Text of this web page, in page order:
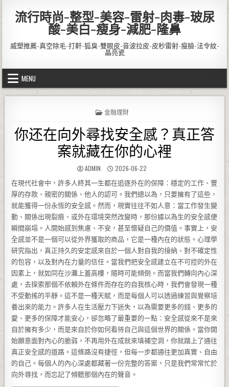
流行時尚-整型-美容-雷射-肉毒-玻尿
酸-美白-瘦身-減肥-隆鼻
威塑推薦-真空除毛-打鼾-狐臭-雙眼皮-音波拉皮-皮秒雷射-瘦臉-法令紋-
晶亮瓷
MENU
POSTED IN
金融理財
你还在向外尋找安全感？真正答
案就藏在你的心裡
AUTHOR:
ADMIN PUBLISHED DATE:
2026-06-22
在現代社會中，許多人終其一生都在追逐外在的保障：穩定的工作、豐
厚的存款、親密的關係、他人的認可。我們總以為，只要擁有了這些，
就能獲得一份永恆的安全感。然而，現實往往不如人意：當工作發生變
動、關係出現裂痕、或外在環境突然改變時，那份據以為生的安全感便
瞬間崩塌。人開始感到焦慮、不安，甚至懷疑自己的價值。事實上，安
全感並不是一個可以從外界獲取的商品，它是一種內在的狀態。心理學
研究指出，真正持久的安定感來自於一個人對自我的接納、對不確定性
的包容，以及對內在力量的信任。當我們把安全感建立在不可控的外在
因素上，就如同在沙灘上蓋高樓，隨時可能傾倒。而當我們轉向內心深
處，去探索那個不依賴外在條件而存在的自我核心時，我們會發現一種
不受動搖的平靜。這不是一種天賦，而是每個人可以透過練習與覺察培
養出來的能力。許多人在生活壓力下迷失，以為需要更多的錢、更多的
愛、更多的保障才能安心，卻忽略了最重要的一點：安全感從來不是來
自於擁有多少，而是來自於你如何看待自己與這個世界的關係。當你開
始願意面對內心的脆弱，不再用外在成就來填補空洞，你就踏上了通往
真正安全感的道路。這條路沒有捷徑，但每一步都通往更加真實、自由
的自己。每個人的內心深處都藏著一份完整的答案，只是我們常常忙於
向外尋找，而忘記了傾聽那個內在的聲音。